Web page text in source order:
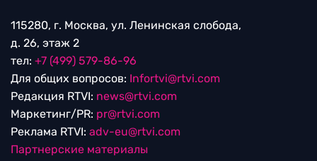
115280, г. Москва, ул. Ленинская слобода,
д. 26, этаж 2
тел: +7 (499) 579-86-96
Для общих вопросов: Infortvi@rtvi.com
Редакция RTVI: news@rtvi.com
Маркетинг/PR: pr@rtvi.com
Реклама RTVI: adv-eu@rtvi.com
Партнерские материалы